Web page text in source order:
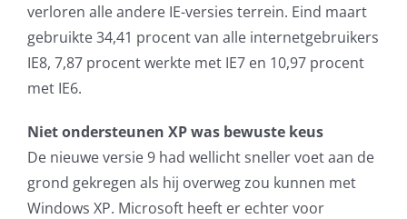
Contact
verloren alle andere IE-versies terrein. Eind maart
gebruikte 34,41 procent van alle internetgebruikers
IE8, 7,87 procent werkte met IE7 en 10,97 procent
met IE6.
Niet ondersteunen XP was bewuste keus
De nieuwe versie 9 had wellicht sneller voet aan de
grond gekregen als hij overweg zou kunnen met
Windows XP. Microsoft heeft er echter voor